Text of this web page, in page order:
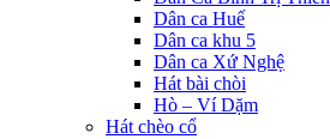
Dân ca Huế
Dân ca khu 5
Dân ca Xứ Nghệ
Hát bài chòi
Hò – Ví Dặm
Hát chèo cổ